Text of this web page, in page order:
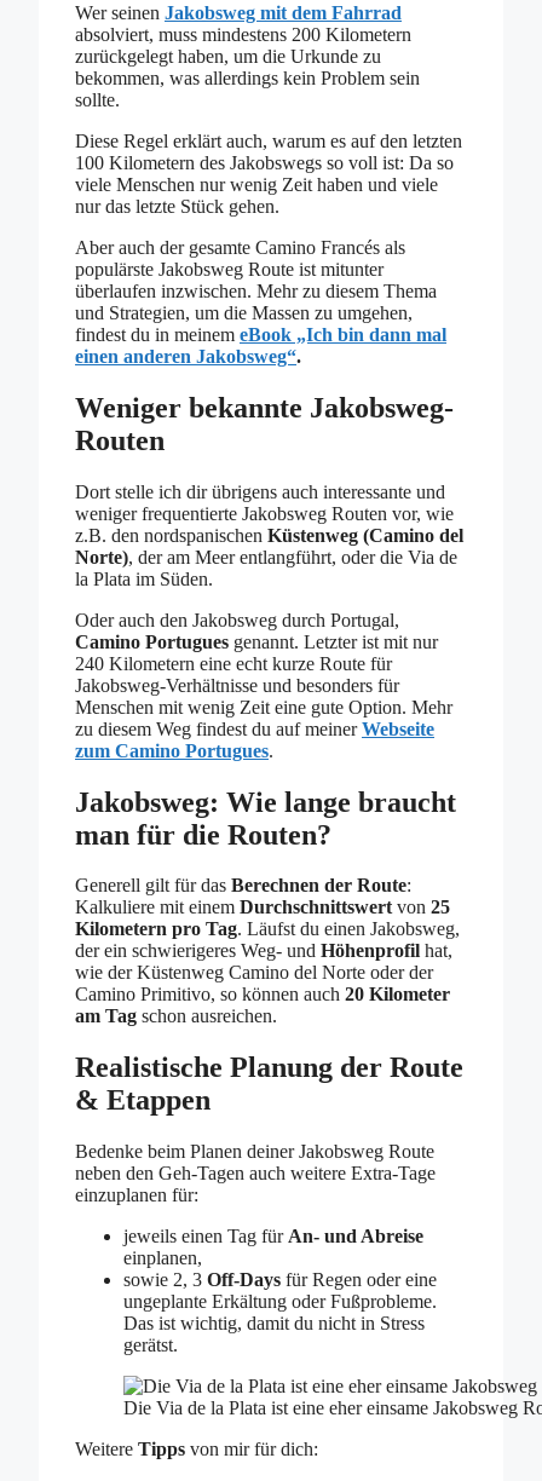
Wer seinen Jakobsweg mit dem Fahrrad
absolviert, muss mindestens 200 Kilometern
zurückgelegt haben, um die Urkunde zu
bekommen, was allerdings kein Problem sein
sollte.
Diese Regel erklärt auch, warum es auf den letzten
100 Kilometern des Jakobswegs so voll ist: Da so
viele Menschen nur wenig Zeit haben und viele
nur das letzte Stück gehen.
Aber auch der gesamte Camino Francés als
populärste Jakobsweg Route ist mitunter
überlaufen inzwischen. Mehr zu diesem Thema
und Strategien, um die Massen zu umgehen,
findest du in meinem eBook „Ich bin dann mal
einen anderen Jakobsweg“.
Weniger bekannte Jakobsweg-
Routen
Dort stelle ich dir übrigens auch interessante und
weniger frequentierte Jakobsweg Routen vor, wie
z.B. den nordspanischen Küstenweg (Camino del
Norte), der am Meer entlangführt, oder die Via de
la Plata im Süden.
Oder auch den Jakobsweg durch Portugal,
Camino Portugues genannt. Letzter ist mit nur
240 Kilometern eine echt kurze Route für
Jakobsweg-Verhältnisse und besonders für
Menschen mit wenig Zeit eine gute Option. Mehr
zu diesem Weg findest du auf meinerWebseite
zum Camino Portugues.
Jakobsweg: Wie lange braucht
man für die Routen?
Generell gilt für das Berechnen der Route:
Kalkuliere mit einem Durchschnittswertvon 25
Kilometern pro Tag. Läufst du einen Jakobsweg,
der ein schwierigeres Weg- und Höhenprofil hat,
wie der Küstenweg Camino del Norte oder der
Camino Primitivo, so können auch 20 Kilometer
am Tag schon ausreichen.
Realistische Planung der Route
& Etappen
Bedenke beim Planen deiner Jakobsweg Route
neben den Geh-Tagen auch weitere Extra-Tage
einzuplanen für:
jeweils einen Tag für An- und Abreise
einplanen,
sowie 2, 3 Off-Days für Regen oder eine
ungeplante Erkältung oder Fußprobleme.
Das ist wichtig, damit du nicht in Stress
gerätst.
Die Via de la Plata ist eine eher einsame Jakobsweg
Weitere Tipps von mir für dich: